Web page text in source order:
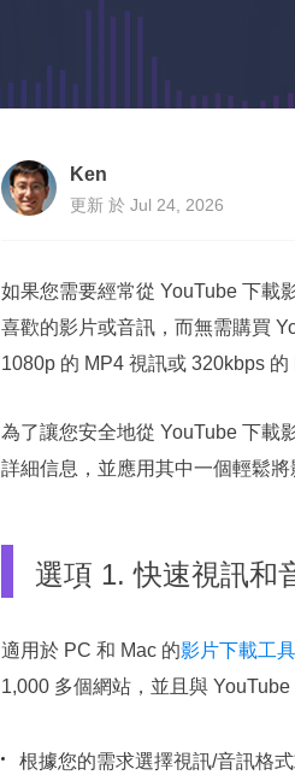
Ken
更新 於 Jul 24, 2026
如果您需要經常從 YouTube 下載
喜歡的影片或音訊，而無需購買
1080p 的 MP4 視訊或 320kbps 的
為了讓您安全地從 YouTube 下載
詳細信息，並應用其中一個輕鬆將
選項 1. 快速視訊和
適用於 PC 和 Mac 的影片下載工具
1,000 多個網站，並且與
根據您的需求選擇視訊/音訊格